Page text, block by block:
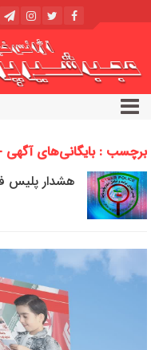
برچسب : بایگانی‌های
هشدار پلیس